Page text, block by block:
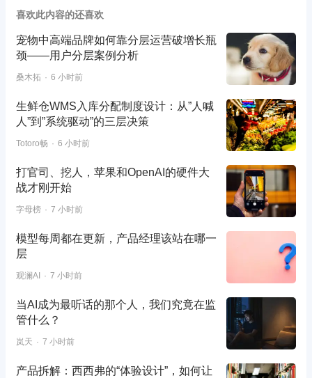
喜欢此内容的还喜欢
宠物中高端品牌如何靠分层运营破增长瓶
颈——用户分层案例分析
桑木拓 6 小时前
生鲜仓WMS入库分配制度设计：从”人喊
人”到”系统驱动”的三层决策
Totoro畅 6 小时前
打官司、挖人，苹果和OpenAI的硬件大
战才刚开始
字母榜 7 小时前
模型每周都在更新，产品经理该站在哪一
层
观澜AI 7 小时前
当AI成为最听话的那个人，我们究竟在监
管什么？
岚天 7 小时前
产品拆解：西西弗的“体验设计”，如何让